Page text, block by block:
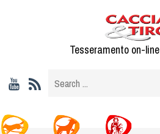
Tesseramento on-line